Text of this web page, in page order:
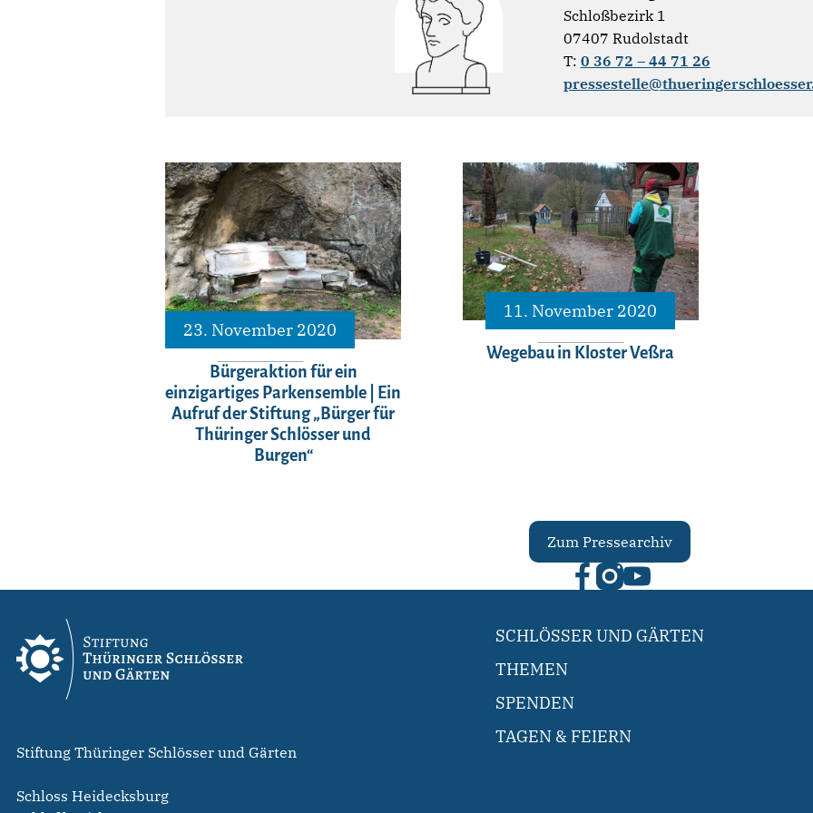
Schloßbezirk 1
07407 Rudolstadt
T: 0 36 72 – 44 71 26
23. November 2020
Bürgeraktion für ein
einzigartiges Parkensemble | Ein
Aufruf der Stiftung „Bürger für
Thüringer Schlösser und
Burgen“
11. November 2020
Wegebau in Kloster Veßra
Zum Pressearchiv
Stiftung Thüringer Schlösser und Gärten
Schloss Heidecksburg
SCHLÖSSER UND GÄRTEN
THEMEN
SPENDEN
TAGEN & FEIERN